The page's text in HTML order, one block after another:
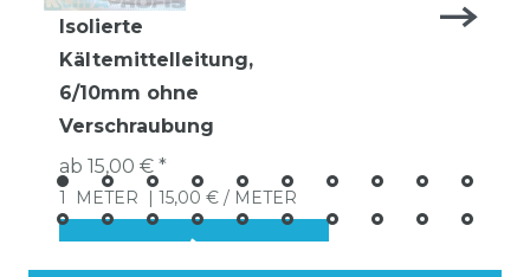
Isolierte
Kältemittelleitung,
6/10mm ohne
Verschraubung
ab 15,00 € *
1 METER | 15,00 € / METER